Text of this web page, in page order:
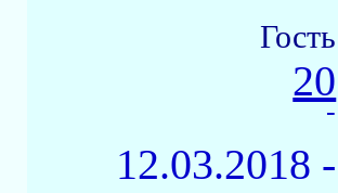
Гость
20
-
12.03.2018 -